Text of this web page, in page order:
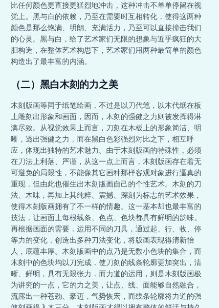
比任何颜色更直接更猛烈地冲击，这种冲击不单单停留在视
觉上。黑与白的依赖，乃至在需要时互相转化，使得这两种
颜色是那么饱满、明朗、充满活力，乃至可以直接撞击我们
的心灵。黑与白，给了艺术家们无限的想象与近乎疯狂的大
胆构造，在整体艺术构思下，艺术家们用两种最简单的颜色
构造出了最丰富的内涵。
（二）黑白木刻的力之美
木刻版画等同于纸笔绘画，不过是以刀代笔，以木代纸在板
上雕刻出形象和画面，因而，木刻的强健之力则被发挥得淋
漓尽致。从视觉效果上而言，刀刻在木板上的形象简洁、明
晰，透出强健之力，而在黑白色彩强烈对比之下，相互呼
应，体现出独特的艺术魅力。由于木刻版画的特殊性，必须
在刀法上利落、严谨，从这一点上而言，木刻版画存在着无
可避免的局限性，不能像其它画种那样客观对象进行逼真的
重现，但由此也催生出木刻版画自己的个性艺术。木刻的刀
法、木味，再加上其纯粹、震撼、深刻为标志的艺术效果，
使得木刻版画拥有了不一样的情趣。这一基本却也最丰富的
技法，让画面上每根线条、色点、色块都具有鲜明的韵味。
再根据画面的需要，运用不同的刀具，通过起、行、收、停
等力的变化，创造出多种刀法变化，将版画表现得清新怡
人，底蕴丰厚。木刻版画中的点乃是无数小色块的集合，而
木刻中的色块均以刀完成，使刀刻的线条轮廓更加突出，清
晰、鲜明，具有无限张力，而力道的运用，则是木刻版画极
为讲究的一点，它的力之美，让点、线、面能够自然融合，
流露出一种苍劲、豪迈，气势恢宏，而线条轮廓将力道的强